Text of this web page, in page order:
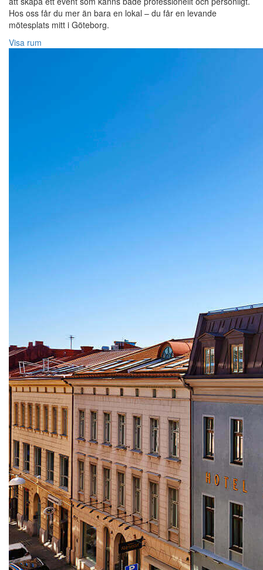
Hos oss får du mer än bara en lokal – du får en levande
mötesplats mitt i Göteborg.
Visa rum